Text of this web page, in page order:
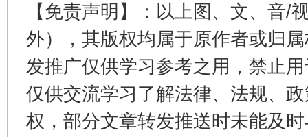
【免责声明】：以上图、文、音/
外），其版权均属于原作者或归
发推广仅供学习参考之用，禁止
仅供交流学习了解法律、法规、
权，部分文章转发推送时未能及
这是一记警钟！ 谢